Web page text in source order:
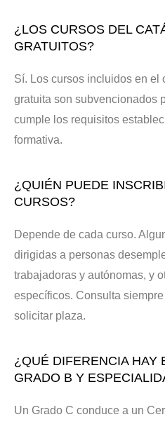
¿LOS CURSOS DEL
GRATUITOS?
Sí. Los cursos incluidos en el
gratuita son subvencionados
cumple los requisitos
formativa.
¿QUIÉN PUEDE
CURSOS?
Depende de cada curso.
dirigidas a personas
trabajadoras y autónomas, y
específicos. Consulta
solicitar plaza.
¿QUÉ DIFERENCIA HAY
GRADO B Y
Un Grado C conduce a un